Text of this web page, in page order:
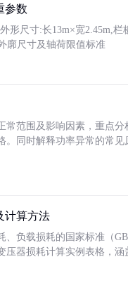
参数
形尺寸:长13m×宽2.45m,
廓尺寸及轴荷限值标准
常范围及影响因素，重点
。同时解释功率异常的常
计算方法
负载损耗的国家标准（
器损耗计算实例表格，